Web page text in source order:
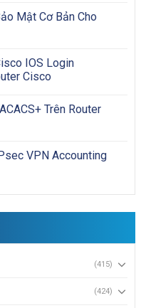
Mật Cơ Bản Cho
IOS Login
Cisco
Trên Router
VPN Accounting
(415)
(424)